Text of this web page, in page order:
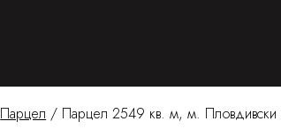
Парцел / Парцел 2549 кв. м, м. Пловдивски